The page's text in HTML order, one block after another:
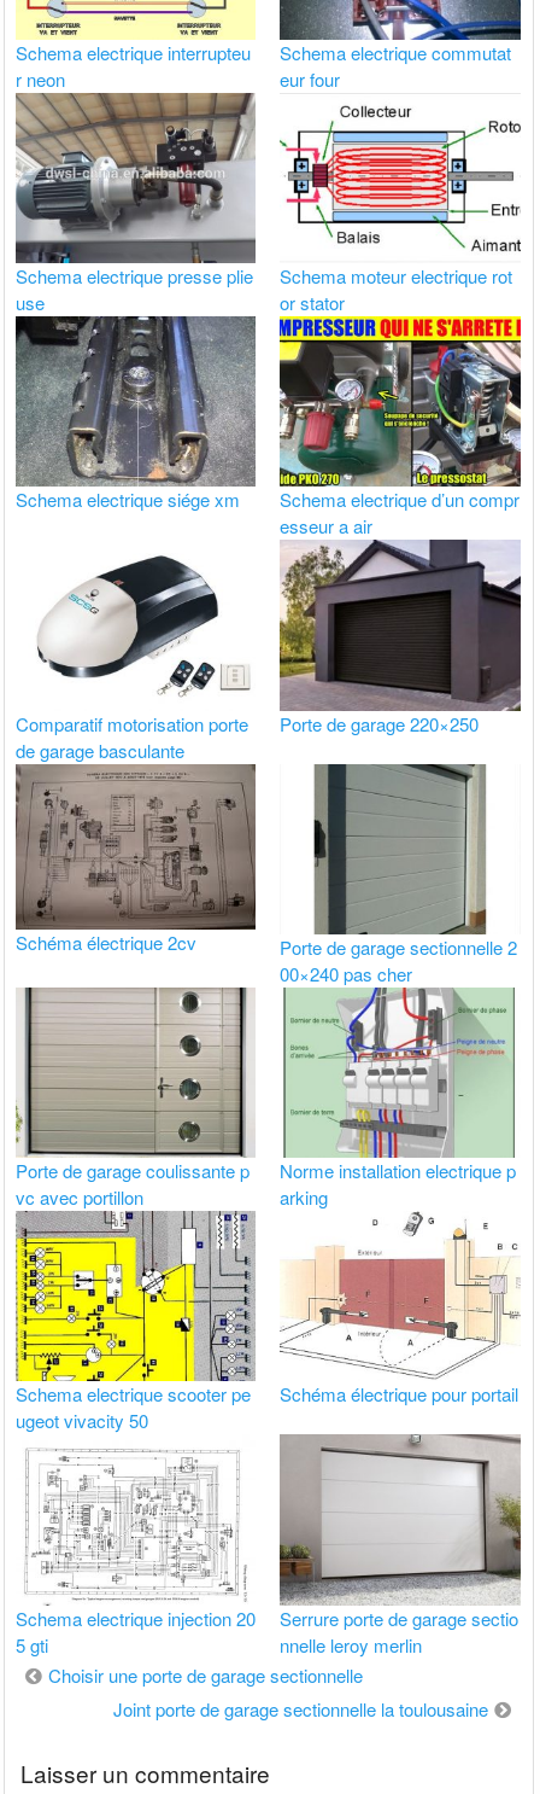
Schema electrique interrupteu
r neon
Schema electrique commutat
eur four
Schema electrique presse plie
use
Schema moteur electrique rot
or stator
Schema electrique siége xm
Schema electrique d’un compr
esseur a air
Comparatif motorisation porte
de garage basculante
Porte de garage 220×250
Schéma électrique 2cv
Porte de garage sectionnelle 2
00×240 pas cher
Porte de garage coulissante p
vc avec portillon
Norme installation electrique p
arking
Schema electrique scooter pe
ugeot vivacity 50
Schéma électrique pour portail
Schema electrique injection 20
5 gti
Serrure porte de garage sectio
nnelle leroy merlin
Navigation
Choisir une porte de garage sectionnelle
Joint porte de garage sectionnelle la toulousaine
Laisser un commentaire